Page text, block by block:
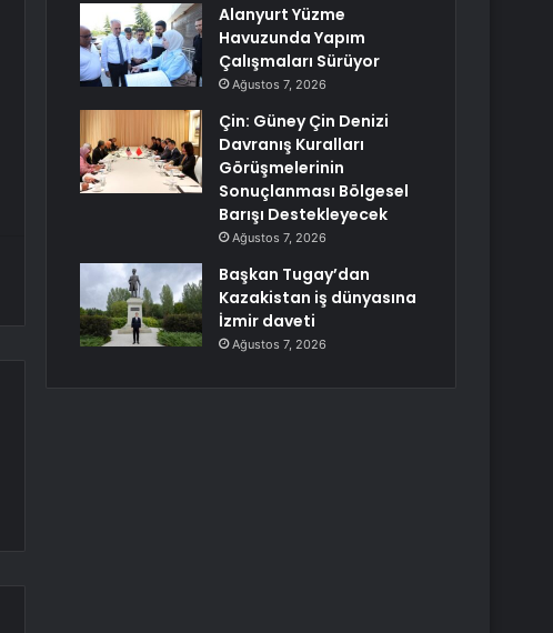
Alanyurt Yüzme
Havuzunda Yapım
Çalışmaları Sürüyor
Ağustos 7, 2026
Çin: Güney Çin Denizi
Davranış Kuralları
Görüşmelerinin
Sonuçlanması Bölgesel
Barışı Destekleyecek
Ağustos 7, 2026
Başkan Tugay’dan
Kazakistan iş dünyasına
İzmir daveti
Ağustos 7, 2026